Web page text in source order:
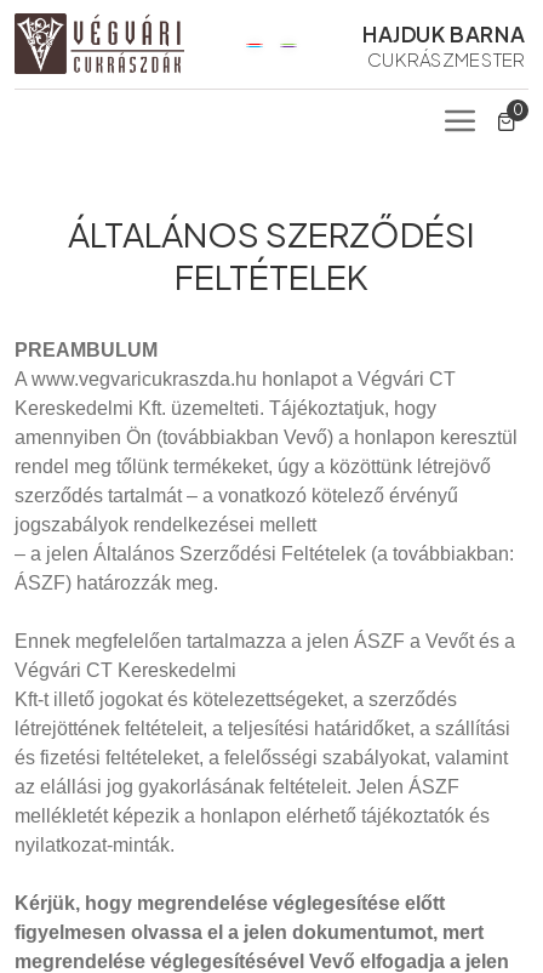
HAJDUK BARNA
CUKRÁSZMESTER
0
ÁLTALÁNOS SZERZŐDÉSI
FELTÉTELEK
PREAMBULUM
A www.vegvaricukraszda.hu honlapot a Végvári CT
Kereskedelmi Kft. üzemelteti. Tájékoztatjuk, hogy
amennyiben Ön (továbbiakban Vevő) a honlapon keresztül
rendel meg tőlünk termékeket, úgy a közöttünk létrejövő
szerződés tartalmát – a vonatkozó kötelező érvényű
jogszabályok rendelkezései mellett
– a jelen Általános Szerződési Feltételek (a továbbiakban:
ÁSZF) határozzák meg.
Ennek megfelelően tartalmazza a jelen ÁSZF a Vevőt és a
Végvári CT Kereskedelmi
Kft-t illető jogokat és kötelezettségeket, a szerződés
létrejöttének feltételeit, a teljesítési határidőket, a szállítási
és fizetési feltételeket, a felelősségi szabályokat, valamint
az elállási jog gyakorlásának feltételeit. Jelen ÁSZF
mellékletét képezik a honlapon elérhető tájékoztatók és
nyilatkozat-minták.
Kérjük, hogy megrendelése véglegesítése előtt
figyelmesen olvassa el a jelen dokumentumot, mert
megrendelése véglegesítésével Vevő elfogadja a jelen